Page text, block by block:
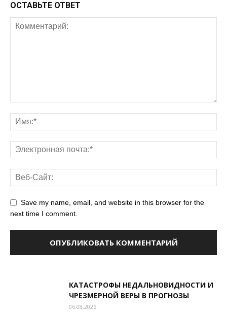
ОСТАВЬТЕ ОТВЕТ
Save my name, email, and website in this browser for the
next time I comment.
КАТАСТРОФЫ НЕДАЛЬНОВИДНОСТИ И
ЧРЕЗМЕРНОЙ ВЕРЫ В ПРОГНОЗЫ
06.08.2026